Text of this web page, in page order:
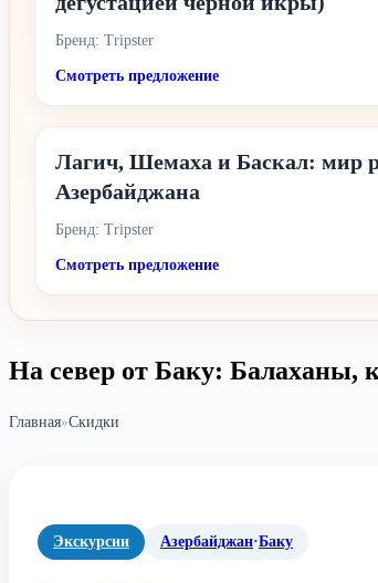
Бренд: Tripster
Смотреть предложение
Лагич, Шемаха и Баскал: мир
Азербайджана
Бренд: Tripster
Смотреть предложение
На север от Баку: Балаханы,
Главная»Скидки
Экскурсии Азербайджан·Баку